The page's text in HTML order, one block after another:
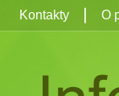
Kontakty O